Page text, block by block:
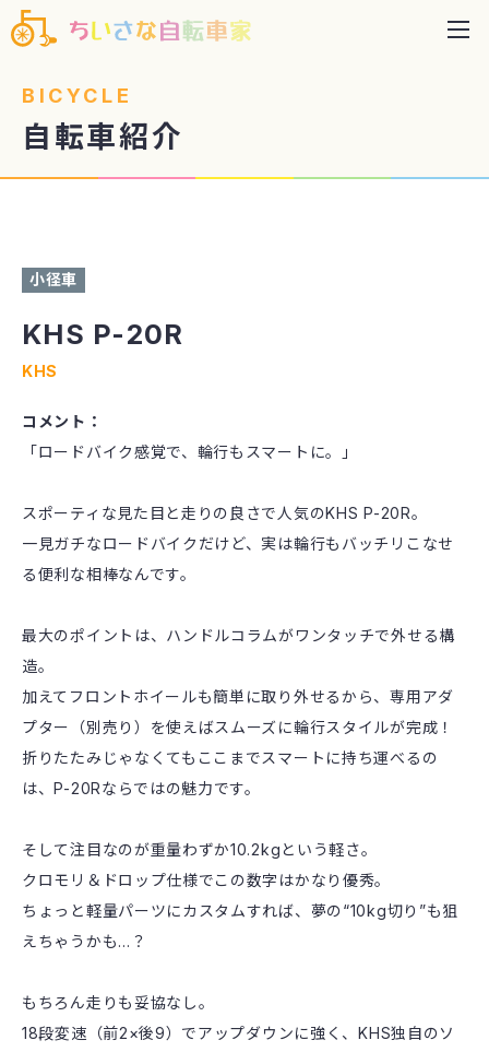
BICYCLE
自転車紹介
小径車
KHS P-20R
KHS
コメント：
「ロードバイク感覚で、輪行もスマートに。」
スポーティな見た目と走りの良さで人気のKHS P-20R。
一見ガチなロードバイクだけど、実は輪行もバッチリこなせ
る便利な相棒なんです。
最大のポイントは、ハンドルコラムがワンタッチで外せる構
造。
加えてフロントホイールも簡単に取り外せるから、専用アダ
プター（別売り）を使えばスムーズに輪行スタイルが完成！
折りたたみじゃなくてもここまでスマートに持ち運べるの
は、P-20Rならではの魅力です。
そして注目なのが重量わずか10.2kgという軽さ。
クロモリ＆ドロップ仕様でこの数字はかなり優秀。
ちょっと軽量パーツにカスタムすれば、夢の“10kg切り”も狙
えちゃうかも…？
もちろん走りも妥協なし。
18段変速（前2×後9）でアップダウンに強く、KHS独自のソ